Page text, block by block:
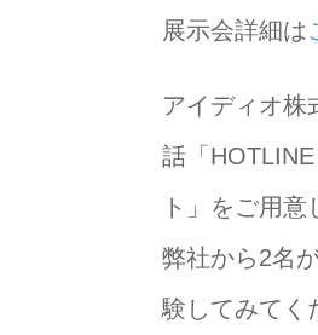
展示会詳細は
アイディオ株
話「
ト」をご用意
弊社から2名
験してみてく